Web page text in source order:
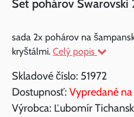
Set pohárov Swarovski
sada 2x pohárov na
kryštálmi. Celý popis
Skladové číslo: 51972
Dostupnosť: Vypredané
Výrobca: Ľubomír